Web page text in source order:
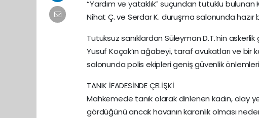
“Yardım ve yataklık” suçundan tutuklu
Nihat Ç. ve Serdar K. duruşma salonunda hazır
Tutuksuz sanıklardan Süleyman D.T.’nin
Yusuf Koçak’ın ağabeyi, taraf avukatları ve bir
salonunda polis ekipleri geniş güvenlik önlemleri
TANIK İFADESİNDE ÇELİŞKİ
Mahkemede tanık olarak dinlenen kadın, olay
gördüğünü ancak havanın karanlık olması